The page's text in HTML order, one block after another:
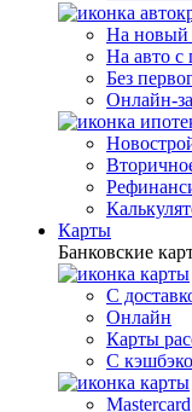
На новый
На авто с
Без
Онлайн-
Карты
Банковские
С
Онлайн
Карты
С
Mastercard